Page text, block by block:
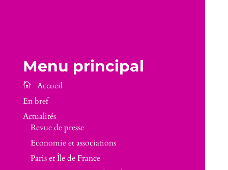
Menu principal
En bref
Actualités
Revue de presse
Economie et associations
Paris et Île de France